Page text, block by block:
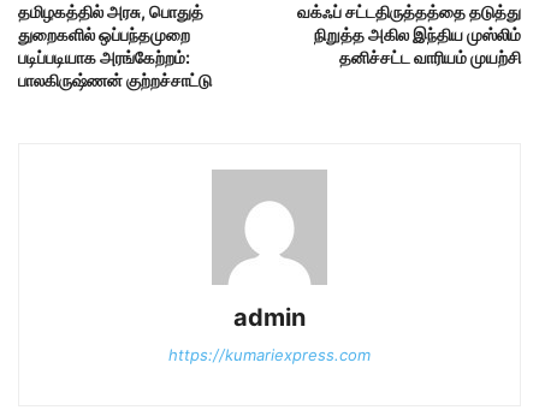
தமிழகத்தில் அரசு, பொதுத்
துறைகளில் ஒப்பந்தமுறை
படிப்படியாக அரங்கேற்றம்:
பாலகிருஷ்ணன் குற்றச்சாட்டு
வக்ஃப் சட்டதிருத்தத்தை தடுத்து
நிறுத்த அகில இந்திய முஸ்லிம்
தனிச்சட்ட வாரியம் முயற்சி
admin
https://kumariexpress.com